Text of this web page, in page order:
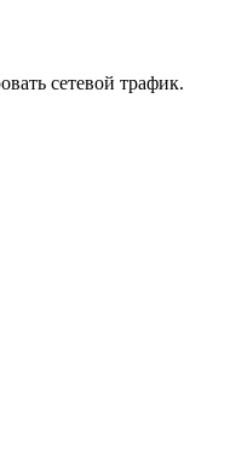
сетевой трафик.